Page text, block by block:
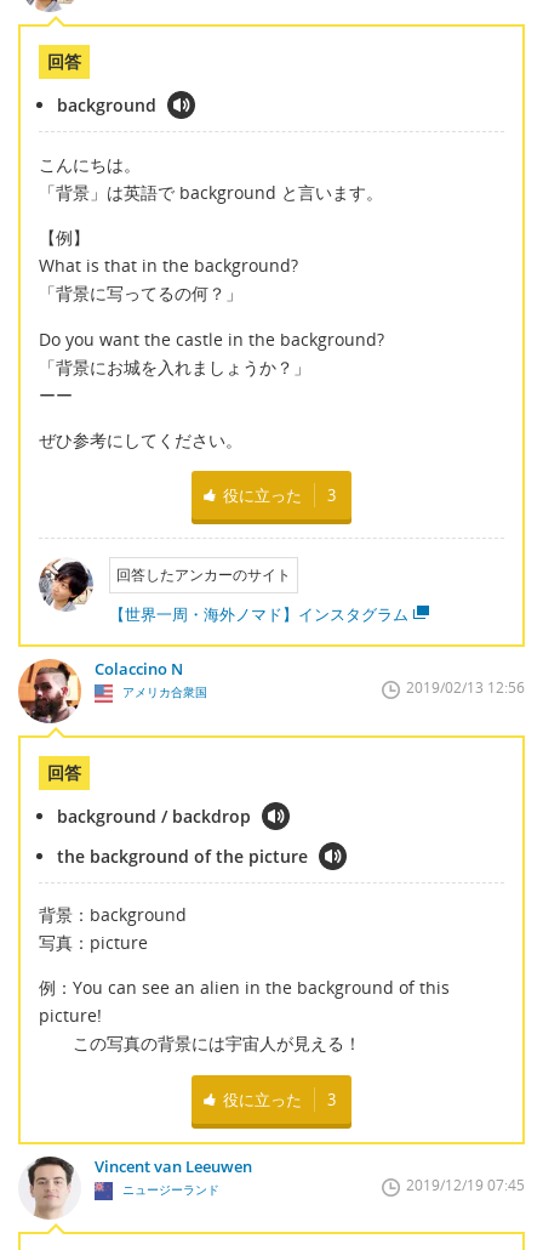
回答
background
こんにちは。
「背景」は英語で background と言います。
【例】
What is that in the background?
「背景に写ってるの何？」
Do you want the castle in the background?
「背景にお城を入れましょうか？」
ーー
ぜひ参考にしてください。
役に立った 3
回答したアンカーのサイト
【世界一周・海外ノマド】インスタグラム
Colaccino N
アメリカ合衆国 2019/02/13 12:56
回答
background / backdrop
the background of the picture
背景：background
写真：picture
例：You can see an alien in the background of this
picture!
この写真の背景には宇宙人が見える！
役に立った 3
Vincent van Leeuwen
ニュージーランド 2019/12/19 07:45